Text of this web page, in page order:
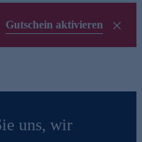
Gutschein aktivieren
uns, wir